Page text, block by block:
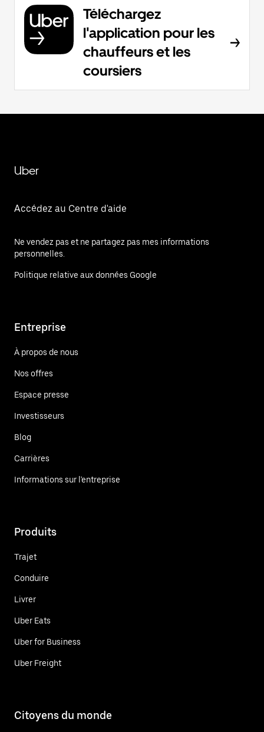
Téléchargez
l'application pour les
chauffeurs et les
coursiers
Uber
Accédez au Centre d'aide
Ne vendez pas et ne partagez pas mes informations
personnelles.
Politique relative aux données Google
Entreprise
À propos de nous
Nos offres
Espace presse
Investisseurs
Blog
Carrières
Informations sur l'entreprise
Produits
Trajet
Conduire
Livrer
Uber Eats
Uber for Business
Uber Freight
Citoyens du monde